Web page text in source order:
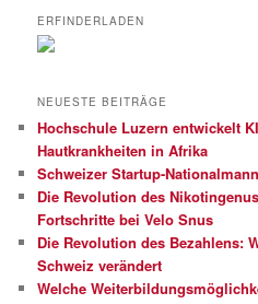
ERFINDERLADEN
NEUESTE BEITRÄGE
Hochschule Luzern entwickelt
Hautkrankheiten in Afrika
Schweizer Startup-
Die Revolution des
Fortschritte bei Velo Snus
Die Revolution des Bezahlens:
Schweiz verändert
Welche